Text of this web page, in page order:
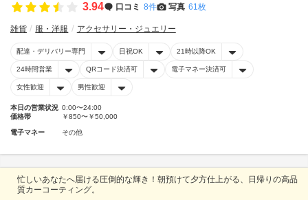
3.94 口コミ 8件 写真 61枚
雑貨 服・洋服 アクセサリー・ジュエリー
配達・デリバリー専門 日祝OK 21時以降OK
24時間営業 QRコード決済可 電子マネー決済可
女性歓迎 男性歓迎
本日の営業状況 0:00〜24:00
価格帯
￥850〜￥50,000
電子マネー その他
忙しいあなたへ届ける圧倒的な輝き！朝預けて夕方仕上がる、日帰りの高品
質カーコーティング。